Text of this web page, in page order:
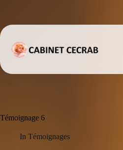
Témoignage 6
In Témoignages